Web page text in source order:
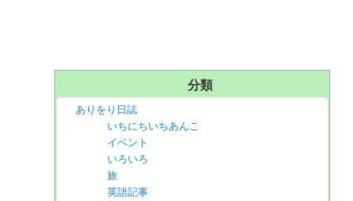
分類
ありをり日誌
いちにちいちあんこ
イベント
いろいろ
旅
英語記事